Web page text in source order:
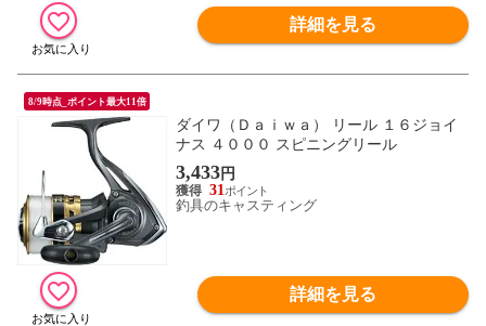
詳細を見る
8/9時点_ポイント最大11倍
ダイワ（Ｄａｉｗａ） リール １６ジョイ
ナス ４０００ スピニングリール
3,433円
31
釣具のキャスティング
詳細を見る